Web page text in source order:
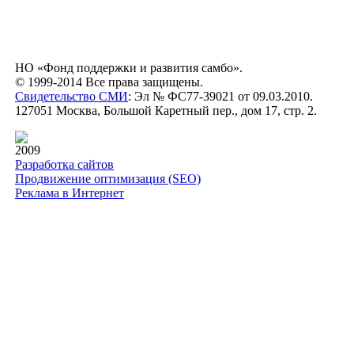
НО «Фонд поддержки и развития самбо».
© 1999-2014 Все права защищены.
Свидетельство СМИ: Эл № ФС77-39021 от 09.03.2010.
127051 Москва, Большой Каретный пер., дом 17, стр. 2.
2009
Разработка сайтов
Продвижение оптимизация (SEO)
Реклама в Интернет